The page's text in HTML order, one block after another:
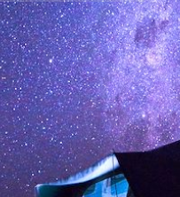
Twyfelfontein et
découverte.